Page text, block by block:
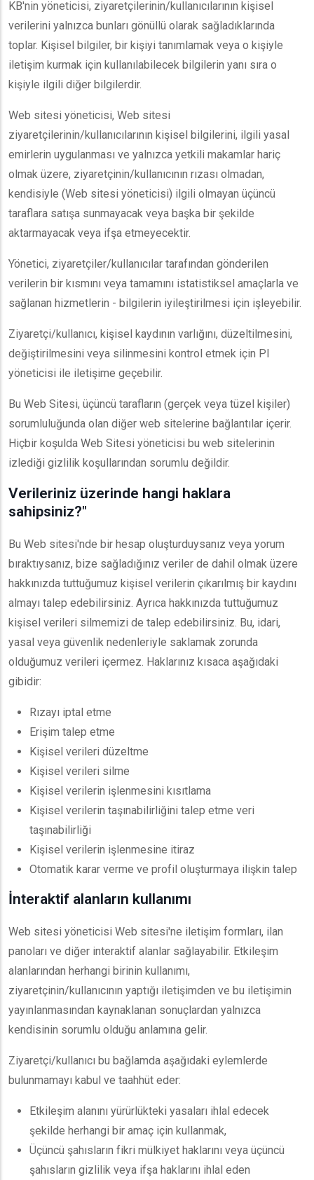
KB'nin yöneticisi, ziyaretçilerinin/kullanıcılarının kişisel
verilerini yalnızca bunları gönüllü olarak sağladıklarında
toplar. Kişisel bilgiler, bir kişiyi tanımlamak veya o kişiyle
iletişim kurmak için kullanılabilecek bilgilerin yanı sıra o
kişiyle ilgili diğer bilgilerdir.
Web sitesi yöneticisi, Web sitesi
ziyaretçilerinin/kullanıcılarının kişisel bilgilerini, ilgili yasal
emirlerin uygulanması ve yalnızca yetkili makamlar hariç
olmak üzere, ziyaretçinin/kullanıcının rızası olmadan,
kendisiyle (Web sitesi yöneticisi) ilgili olmayan üçüncü
taraflara satışa sunmayacak veya başka bir şekilde
aktarmayacak veya ifşa etmeyecektir.
Yönetici, ziyaretçiler/kullanıcılar tarafından gönderilen
verilerin bir kısmını veya tamamını istatistiksel amaçlarla ve
sağlanan hizmetlerin - bilgilerin iyileştirilmesi için işleyebilir.
Ziyaretçi/kullanıcı, kişisel kaydının varlığını, düzeltilmesini,
değiştirilmesini veya silinmesini kontrol etmek için PI
yöneticisi ile iletişime geçebilir.
Bu Web Sitesi, üçüncü tarafların (gerçek veya tüzel kişiler)
sorumluluğunda olan diğer web sitelerine bağlantılar içerir.
Hiçbir koşulda Web Sitesi yöneticisi bu web sitelerinin
izlediği gizlilik koşullarından sorumlu değildir.
Verileriniz üzerinde hangi haklara
sahipsiniz?"
Bu Web sitesi'nde bir hesap oluşturduysanız veya yorum
bıraktıysanız, bize sağladığınız veriler de dahil olmak üzere
hakkınızda tuttuğumuz kişisel verilerin çıkarılmış bir kaydını
almayı talep edebilirsiniz. Ayrıca hakkınızda tuttuğumuz
kişisel verileri silmemizi de talep edebilirsiniz. Bu, idari,
yasal veya güvenlik nedenleriyle saklamak zorunda
olduğumuz verileri içermez. Haklarınız kısaca aşağıdaki
gibidir:
Rızayı iptal etme
Erişim talep etme
Kişisel verileri düzeltme
Kişisel verileri silme
Kişisel verilerin işlenmesini kısıtlama
Kişisel verilerin taşınabilirliğini talep etme veri
taşınabilirliği
Kişisel verilerin işlenmesine itiraz
Otomatik karar verme ve profil oluşturmaya ilişkin talep
İnteraktif alanların kullanımı
Web sitesi yöneticisi Web sitesi'ne iletişim formları, ilan
panoları ve diğer interaktif alanlar sağlayabilir. Etkileşim
alanlarından herhangi birinin kullanımı,
ziyaretçinin/kullanıcının yaptığı iletişimden ve bu iletişimin
yayınlanmasından kaynaklanan sonuçlardan yalnızca
kendisinin sorumlu olduğu anlamına gelir.
Ziyaretçi/kullanıcı bu bağlamda aşağıdaki eylemlerde
bulunmamayı kabul ve taahhüt eder:
Etkileşim alanını yürürlükteki yasaları ihlal edecek
şekilde herhangi bir amaç için kullanmak,
Üçüncü şahısların fikri mülkiyet haklarını veya üçüncü
şahısların gizlilik veya ifşa haklarını ihlal eden